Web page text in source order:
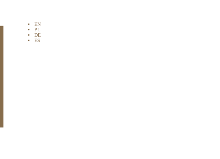
EN
PL
DE
ES